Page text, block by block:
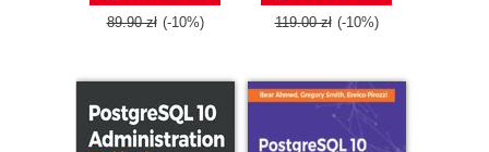
89.90 zł (-10%) 119.00 zł (-10%)